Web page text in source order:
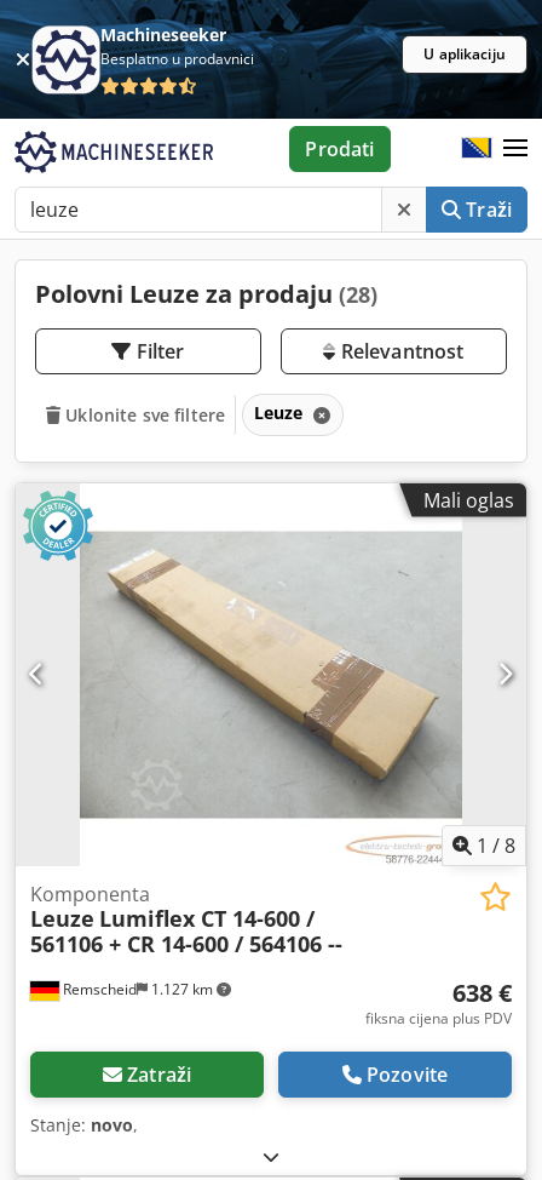
Machineseeker
Besplatno u prodavnici U aplikaciju
Traži
Prodati
Polovni Leuze za prodaju (28)
Filter Relevantnost
Uklonite sve filtere Leuze
Mali oglas
1 /8
Remscheid 1.127 km
Komponenta
Leuze Lumiflex CT 14-600 /
561106 + CR 14-600 / 564106 --
638 €
fiksna cijena plus PDV
Zatraži Pozovite
Stanje: novo,